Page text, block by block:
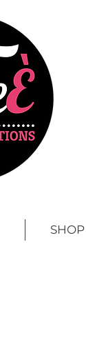
SHOP